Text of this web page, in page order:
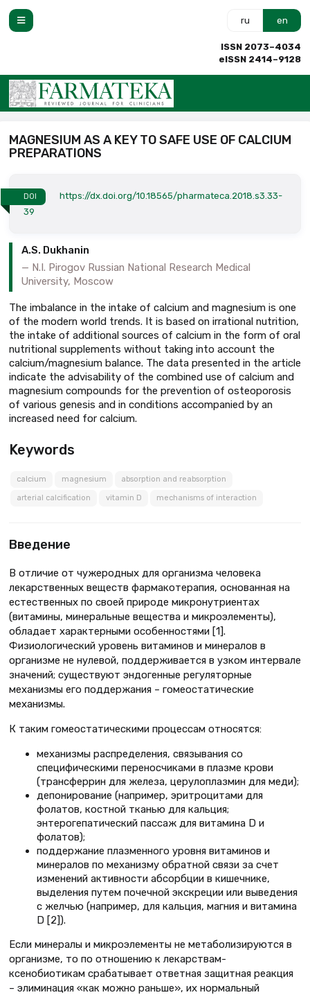
ru en
ISSN 2073–4034
eISSN 2414–9128
MAGNESIUM AS A KEY TO SAFE USE OF CALCIUM
PREPARATIONS
DOI
https://dx.doi.org/10.18565/pharmateca.2018.s3.33-
39
A.S. Dukhanin
N.I. Pirogov Russian National Research Medical
University, Moscow
The imbalance in the intake of calcium and magnesium is one
of the modern world trends. It is based on irrational nutrition,
the intake of additional sources of calcium in the form of oral
nutritional supplements without taking into account the
calcium/magnesium balance. The data presented in the article
indicate the advisability of the combined use of calcium and
magnesium compounds for the prevention of osteoporosis
of various genesis and in conditions accompanied by an
increased need for calcium.
Keywords
calcium magnesium absorption and reabsorption
arterial calcification vitamin D mechanisms of interaction
Введение
В отличие от чужеродных для организма человека
лекарственных веществ фармакотерапия, основанная на
естественных по своей природе микронутриентах
(витамины, минеральные вещества и микроэлементы),
обладает характерными особенностями [1].
Физиологический уровень витаминов и минералов в
организме не нулевой, поддерживается в узком интервале
значений; существуют эндогенные регуляторные
механизмы его поддержания – гомеостатические
механизмы.
К таким гомеостатическими процессам относятся:
механизмы распределения, связывания со
специфическими переносчиками в плазме крови
(трансферрин для железа, церулоплазмин для меди);
депонирование (например, эритроцитами для
фолатов, костной тканью для кальция;
энтерогепатический пассаж для витамина D и
фолатов);
поддержание плазменного уровня витаминов и
минералов по механизму обратной связи за счет
изменений активности абсорбции в кишечнике,
выделения путем почечной экскреции или выведения
с желчью (например, для кальция, магния и витамина
D [2]).
Если минералы и микроэлементы не метаболизируются в
организме, то по отношению к лекарствам-
ксенобиотикам срабатывает ответная защитная реакция
– элиминация «как можно раньше», их нормальный